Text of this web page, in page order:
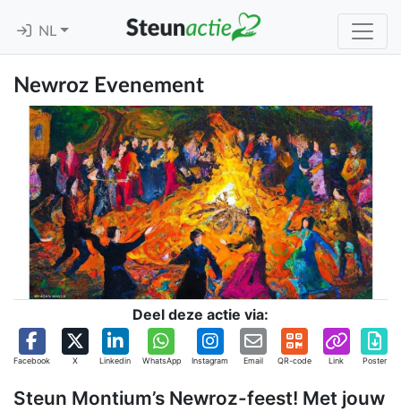
NL
Newroz Evenement
Deel deze actie via:
Facebook X Linkedin WhatsApp Instagram Email QR-code Link Poster
Steun Montium’s Newroz-feest! Met jouw